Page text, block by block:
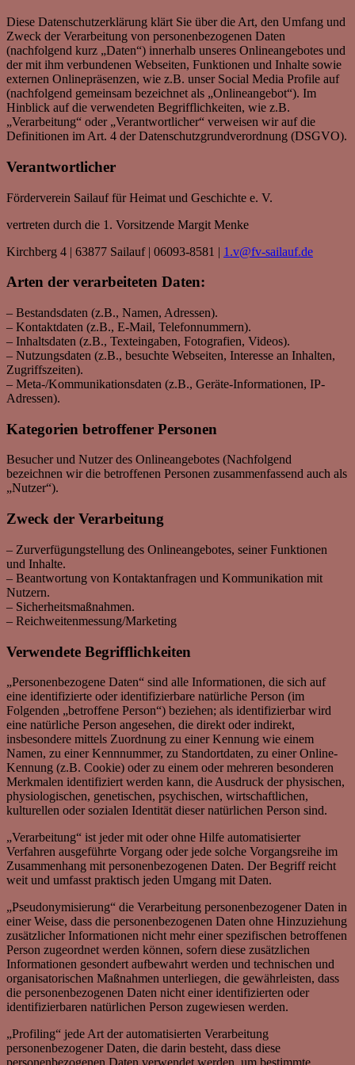
Diese Datenschutzerklärung klärt Sie über die Art, den Umfang und
Zweck der Verarbeitung von personenbezogenen Daten
(nachfolgend kurz „Daten“) innerhalb unseres Onlineangebotes und
der mit ihm verbundenen Webseiten, Funktionen und Inhalte sowie
externen Onlinepräsenzen, wie z.B. unser Social Media Profile auf
(nachfolgend gemeinsam bezeichnet als „Onlineangebot“). Im
Hinblick auf die verwendeten Begrifflichkeiten, wie z.B.
„Verarbeitung“ oder „Verantwortlicher“ verweisen wir auf die
Definitionen im Art. 4 der Datenschutzgrundverordnung (DSGVO).
Verantwortlicher
Förderverein Sailauf für Heimat und Geschichte e. V.
vertreten durch die 1. Vorsitzende Margit Menke
Kirchberg 4 | 63877 Sailauf | 06093-8581 | 1.v@fv-sailauf.de
Arten der verarbeiteten Daten:
– Bestandsdaten (z.B., Namen, Adressen).
– Kontaktdaten (z.B., E-Mail, Telefonnummern).
– Inhaltsdaten (z.B., Texteingaben, Fotografien, Videos).
– Nutzungsdaten (z.B., besuchte Webseiten, Interesse an Inhalten,
Zugriffszeiten).
– Meta-/Kommunikationsdaten (z.B., Geräte-Informationen, IP-
Adressen).
Kategorien betroffener Personen
Besucher und Nutzer des Onlineangebotes (Nachfolgend
bezeichnen wir die betroffenen Personen zusammenfassend auch als
„Nutzer“).
Zweck der Verarbeitung
– Zurverfügungstellung des Onlineangebotes, seiner Funktionen
und Inhalte.
– Beantwortung von Kontaktanfragen und Kommunikation mit
Nutzern.
– Sicherheitsmaßnahmen.
– Reichweitenmessung/Marketing
Verwendete Begrifflichkeiten
„Personenbezogene Daten“ sind alle Informationen, die sich auf
eine identifizierte oder identifizierbare natürliche Person (im
Folgenden „betroffene Person“) beziehen; als identifizierbar wird
eine natürliche Person angesehen, die direkt oder indirekt,
insbesondere mittels Zuordnung zu einer Kennung wie einem
Namen, zu einer Kennnummer, zu Standortdaten, zu einer Online-
Kennung (z.B. Cookie) oder zu einem oder mehreren besonderen
Merkmalen identifiziert werden kann, die Ausdruck der physischen,
physiologischen, genetischen, psychischen, wirtschaftlichen,
kulturellen oder sozialen Identität dieser natürlichen Person sind.
„Verarbeitung“ ist jeder mit oder ohne Hilfe automatisierter
Verfahren ausgeführte Vorgang oder jede solche Vorgangsreihe im
Zusammenhang mit personenbezogenen Daten. Der Begriff reicht
weit und umfasst praktisch jeden Umgang mit Daten.
„Pseudonymisierung“ die Verarbeitung personenbezogener Daten in
einer Weise, dass die personenbezogenen Daten ohne Hinzuziehung
zusätzlicher Informationen nicht mehr einer spezifischen betroffenen
Person zugeordnet werden können, sofern diese zusätzlichen
Informationen gesondert aufbewahrt werden und technischen und
organisatorischen Maßnahmen unterliegen, die gewährleisten, dass
die personenbezogenen Daten nicht einer identifizierten oder
identifizierbaren natürlichen Person zugewiesen werden.
„Profiling“ jede Art der automatisierten Verarbeitung
personenbezogener Daten, die darin besteht, dass diese